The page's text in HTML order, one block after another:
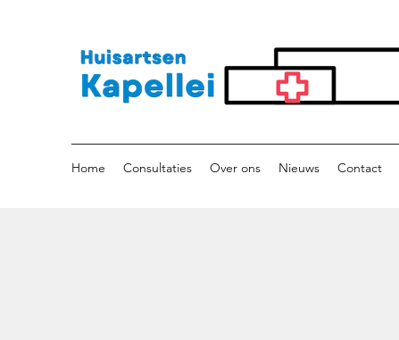
Home Consultaties Over ons Nieuws Contact